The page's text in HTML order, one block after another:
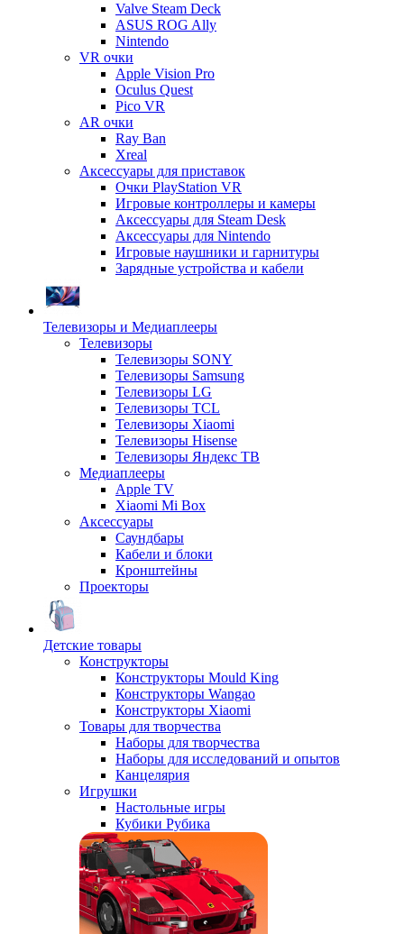
Valve Steam Deck
ASUS ROG Ally
Nintendo
VR очки
Apple Vision Pro
Oculus Quest
Pico VR
AR очки
Ray Ban
Xreal
Аксессуары для приставок
Очки PlayStation VR
Игровые контроллеры и камеры
Аксессуары для Steam Desk
Аксессуары для Nintendo
Игровые наушники и гарнитуры
Зарядные устройства и кабели
Телевизоры и Медиаплееры
Телевизоры
Телевизоры SONY
Телевизоры Samsung
Телевизоры LG
Телевизоры TCL
Телевизоры Xiaomi
Телевизоры Hisense
Телевизоры Яндекс ТВ
Медиаплееры
Apple TV
Xiaomi Mi Box
Аксессуары
Саундбары
Кабели и блоки
Кронштейны
Проекторы
Детские товары
Конструкторы
Конструкторы Mould King
Конструкторы Wangao
Конструкторы Xiaomi
Товары для творчества
Наборы для творчества
Наборы для исследований и опытов
Канцелярия
Игрушки
Настольные игры
Кубики Рубика